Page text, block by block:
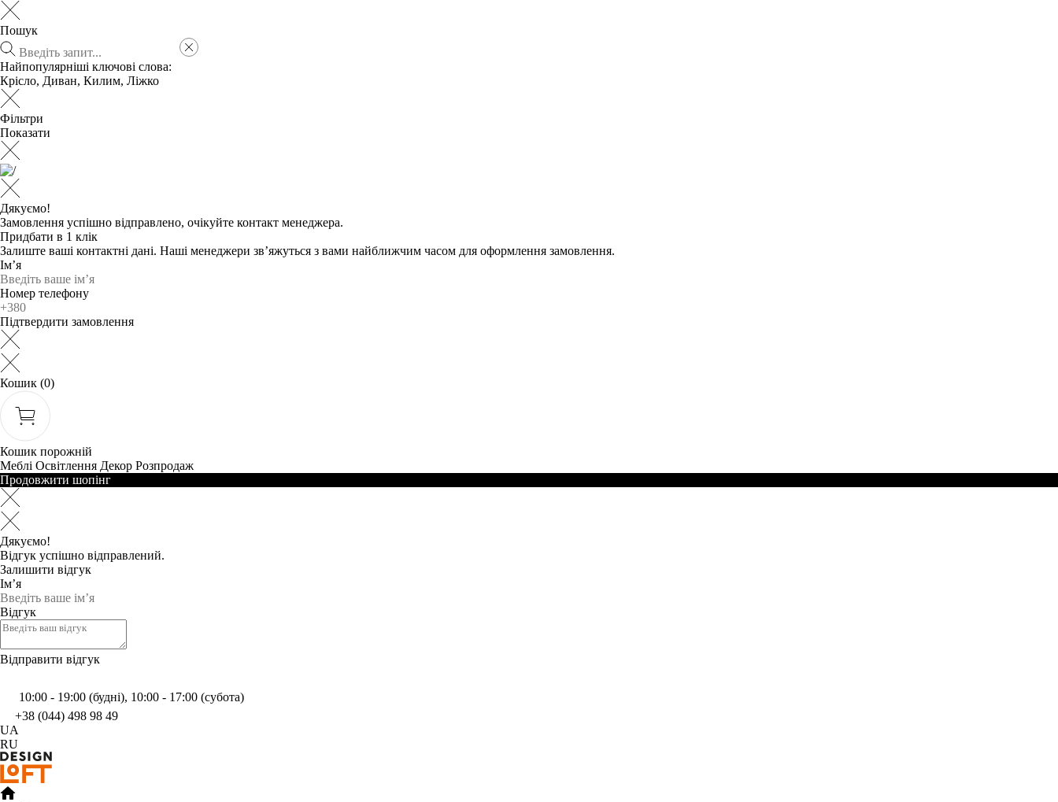
Пошук
Найпопулярніші ключові слова:
Крісло, Диван, Килим, Ліжко
Фільтри
Показати
Дякуємо!
Замовлення успішно відправлено, очікуйте контакт менеджера.
Придбати в 1 клік
Залиште ваші контактні дані. Наші менеджери зв’яжуться з вами найближчим часом для оформлення замовлення.
Ім’я
Номер телефону
Підтвердити замовлення
Кошик (0)
Кошик порожній
Меблі Освітлення Декор Розпродаж
Продовжити шопінг
Дякуємо!
Відгук успішно відправлений.
Залишити відгук
Ім’я
Відгук
Відправити відгук
10:00 - 19:00 (будні), 10:00 - 17:00 (субота)
+38 (044) 498 98 49
UA
RU